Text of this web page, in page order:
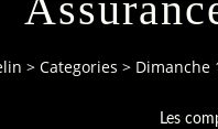
> Categories > Dimanche
Les